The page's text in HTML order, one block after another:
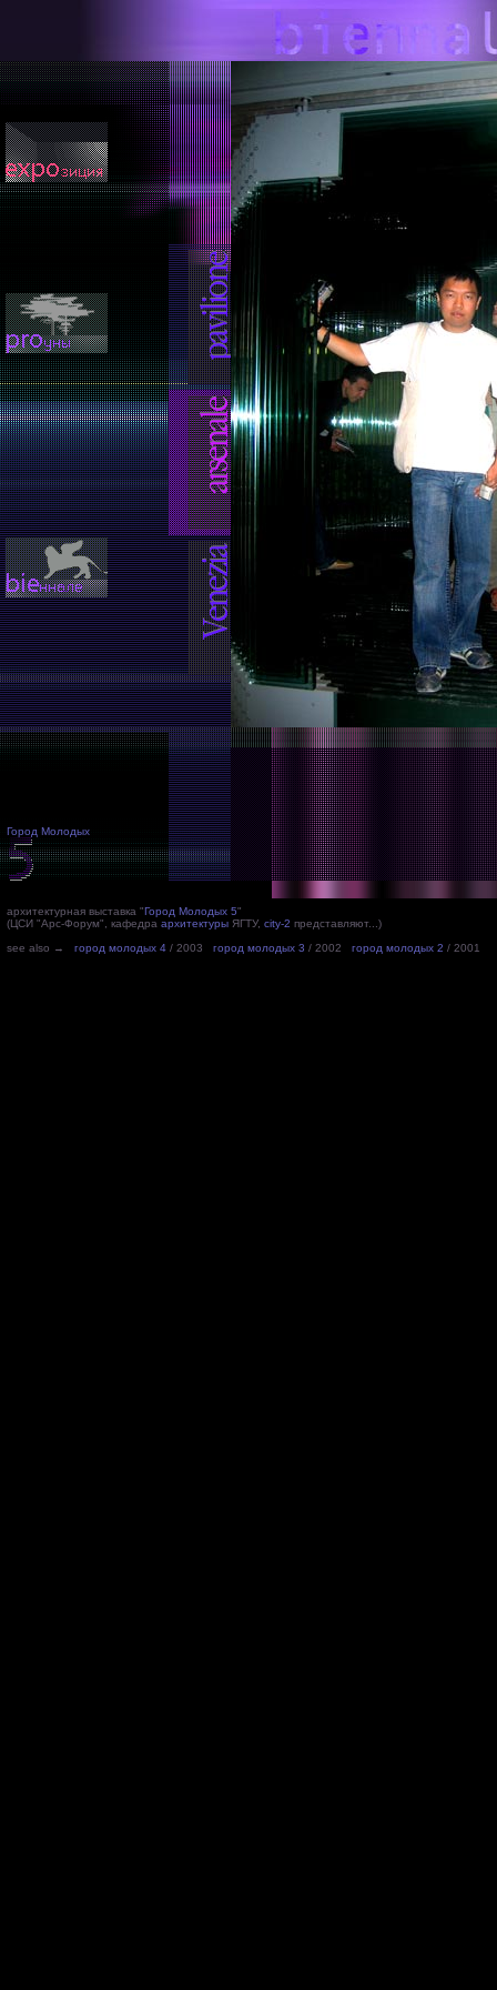
Город Молодых
архитектурная выставка "Город Молодых 5"
(ЦСИ "Арс-Форум", кафедра архитектуры ЯГТУ, city-2 представляют...)
see also → город молодых 4 / 2003 город молодых 3 / 2002 город молодых 2 / 2001